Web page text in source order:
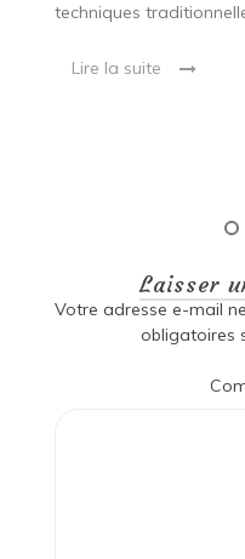
techniques
Lire la suite
Laisser
Votre adresse e-mail
obligatoires